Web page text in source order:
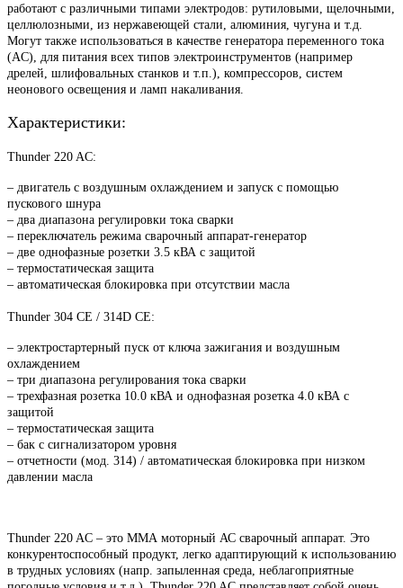
работают с различными типами электродов: рутиловыми, щелочными,
целлюлозными, из нержавеющей стали, алюминия, чугуна и т.д.
Могут также использоваться в качестве генератора переменного тока
(AC), для питания всех типов электроинструментов (например
дрелей, шлифовальных станков и т.п.), компрессоров, систем
неонового освещения и ламп накаливания.
Характеристики:
Thunder 220 AC:
– двигатель с воздушным охлаждением и запуск с помощью
пускового шнура
– два диапазона регулировки тока сварки
– переключатель режима сварочный аппарат-генератор
– две однофазные розетки 3.5 кВА с защитой
– термостатическая защита
– автоматическая блокировка при отсутствии масла
Thunder 304 CE / 314D CE:
– электростартерный пуск от ключа зажигания и воздушным
охлаждением
– три диапазона регулирования тока сварки
– трехфазная розетка 10.0 кВА и однофазная розетка 4.0 кВА с
защитой
– термостатическая защита
– бак с сигнализатором уровня
– отчетности (мод. 314) / автоматическая блокировка при низком
давлении масла
Thunder 220 AC – это ММА моторный АС сварочный аппарат. Это
конкурентоспособный продукт, легко адаптирующий к использованию
в трудных условиях (напр. запыленная среда, неблагоприятные